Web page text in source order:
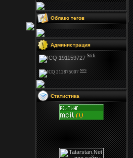
Облако тегов
Администрация
Stifi
NFS
Статистика